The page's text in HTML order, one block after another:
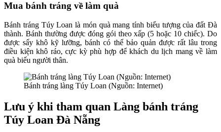
Mua bánh tráng về làm quà
Bánh tráng Túy Loan là món quà mang tính biểu tượng của đất Đà
thành. Bánh thường được đóng gói theo xấp (5 hoặc 10 chiếc). Do
được sấy khô kỹ lưỡng, bánh có thể bảo quản được rất lâu trong
điều kiện khô ráo, cực kỳ phù hợp để khách du lịch mang về làm
quà biếu người thân.
Bánh tráng làng Túy Loan (Nguồn: Internet)
Lưu ý khi tham quan Làng bánh tráng
Túy Loan Đà Nẵng